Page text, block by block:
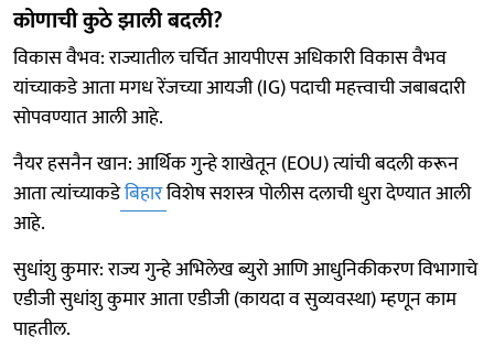
कोणाची कुठे झाली बदली?
विकास वैभव: राज्यातील चर्चित आयपीएस अधिकारी विकास वैभव
यांच्याकडे आता मगध रेंजच्या आयजी (IG) पदाची महत्त्वाची जबाबदारी
सोपवण्यात आली आहे.
नैयर हसनैन खान: आर्थिक गुन्हे शाखेतून (EOU) त्यांची बदली करून
आता त्यांच्याकडेबिहारविशेष सशस्त्र पोलीस दलाची धुरा देण्यात आली
आहे.
सुधांशु कुमार: राज्य गुन्हे अभिलेख ब्युरो आणि आधुनिकीकरण विभागाचे
एडीजी सुधांशु कुमार आता एडीजी (कायदा व सुव्यवस्था) म्हणून काम
पाहतील.